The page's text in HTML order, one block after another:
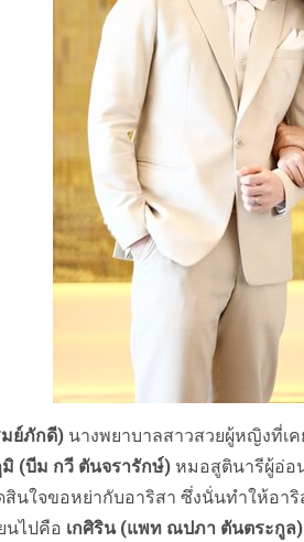
ย์ภักดี) นางพยาบาลสาวสวยผู้หญิงที่เ
(บีม กวี ตันจรารักษ์) หมอสูตินารีผู้อ่อ
นใจขอหย่ากับอาริสา ซึ่งนั่นทำให้อาริ
นไปคือ เกศิริน (แพท ณปภา ตันตระกูล)